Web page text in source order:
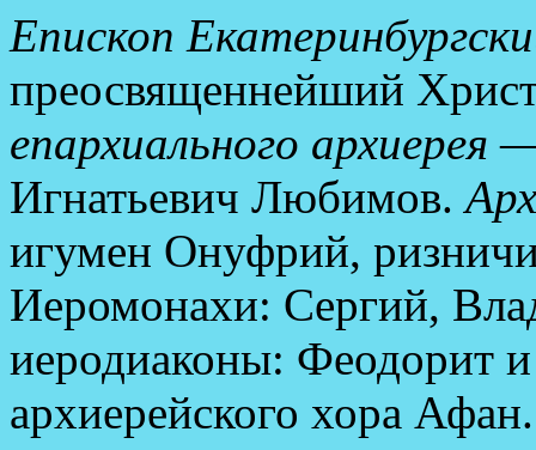
Епископ
преосвященнейший
епархиального архиерея —
Игнатьевич Любимов.
игумен Онуфрий,
Иеромонахи: Сергий,
иеродиаконы: Феодорит
архиерейского хора